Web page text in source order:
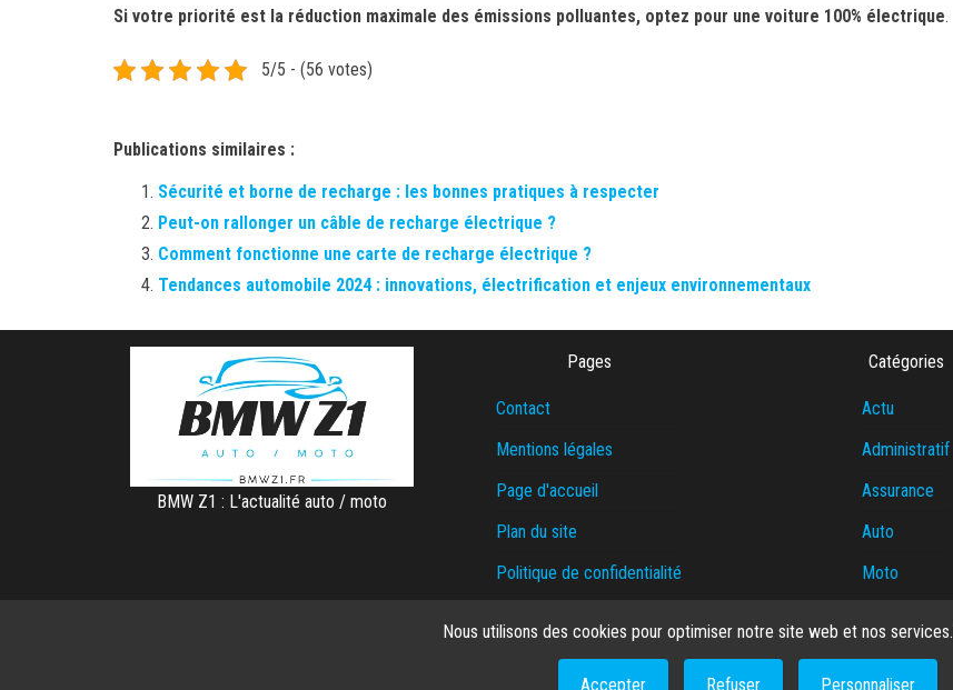
Si votre priorité est la réduction maximale des émissions polluantes, optez pour une voiture 100% électrique.
5/5 - (56 votes)
Publications similaires :
Sécurité et borne de recharge : les bonnes pratiques à respecter
Peut-on rallonger un câble de recharge électrique ?
Comment fonctionne une carte de recharge électrique ?
Tendances automobile 2024 : innovations, électrification et enjeux environnementaux
BMW Z1 : L'actualité auto / moto
Pages
Contact
Mentions légales
Page d'accueil
Plan du site
Politique de confidentialité
Qui suis-je ?
Catégories
Actu
Administratif
Assurance
Auto
Moto
Nous utilisons des cookies pour optimiser notre site web et nos services.
Accepter Refuser Personnaliser